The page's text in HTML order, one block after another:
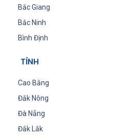
Bắc Giang
Bắc Ninh
Bình Định
TỈNH
Cao Bằng
Đắk Nông
Đà Nẵng
Đắk Lắk